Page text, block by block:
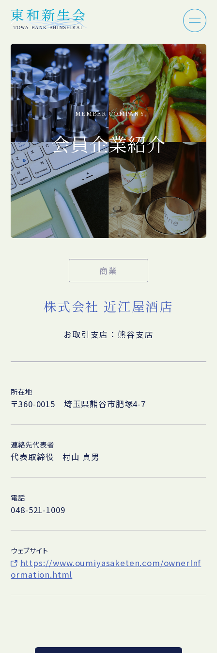
MEMBER COMPANY
会員企業紹介
商業
株式会社 近江屋酒店
お取引支店：熊谷支店
所在地
〒360-0015 埼玉県熊谷市肥塚4-7
連絡先代表者
代表取締役 村山 貞男
電話
048-521-1009
ウェブサイト
https://www.oumiyasaketen.com/ownerInf
ormation.html